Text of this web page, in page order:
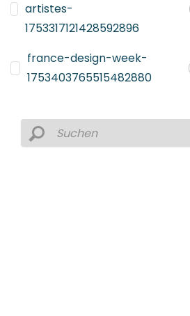
artistes-
1753317121428592896
france-design-week-
1753403765515482880